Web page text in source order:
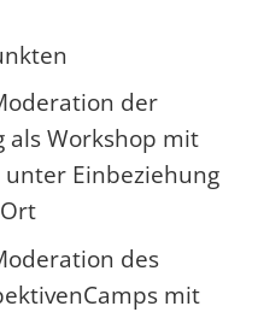
der
als Workshop mit
Einbeziehung
des
mit